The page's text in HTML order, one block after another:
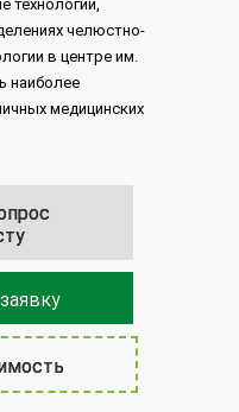
технологии,
челюстно-
в центре им.
наиболее
медицинских